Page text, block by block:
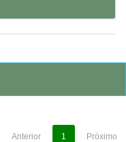
Anterior 1 Próximo